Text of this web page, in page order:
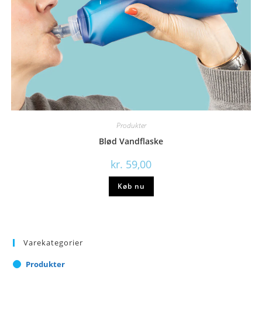
Produkter
Blød Vandflaske
kr. 59,00
Køb nu
Varekategorier
Produkter